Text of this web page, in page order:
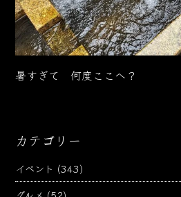
暑すぎて 何度ここへ？
カテゴリー
イベント (343)